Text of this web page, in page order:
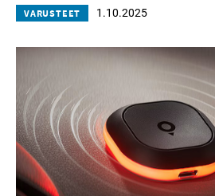
VARUSTEET 1.10.2025